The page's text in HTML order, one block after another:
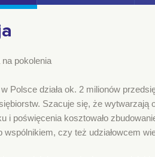
pokolenia
Polsce działa ok. 2 milionów
Szacuje się, że wytwarzają
i poświęcenia kosztowało
wspólnikiem, czy też udziałowcem